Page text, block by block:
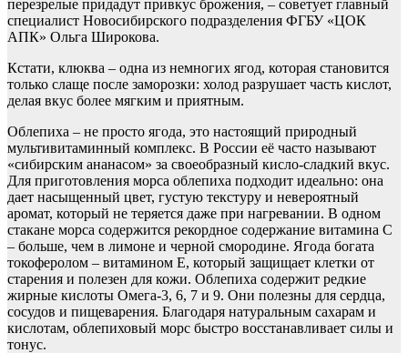
перезрелые придадут привкус брожения, – советует главный
специалист Новосибирского подразделения ФГБУ «ЦОК
АПК» Ольга Широкова.
Кстати, клюква – одна из немногих ягод, которая становится
только слаще после заморозки: холод разрушает часть кислот,
делая вкус более мягким и приятным.
Облепиха – не просто ягода, это настоящий природный
мультивитаминный комплекс. В России её часто называют
«сибирским ананасом» за своеобразный кисло-сладкий вкус.
Для приготовления морса облепиха подходит идеально: она
дает насыщенный цвет, густую текстуру и невероятный
аромат, который не теряется даже при нагревании. В одном
стакане морса содержится рекордное содержание витамина С
– больше, чем в лимоне и черной смородине. Ягода богата
токоферолом – витамином Е, который защищает клетки от
старения и полезен для кожи. Облепиха содержит редкие
жирные кислоты Омега-3, 6, 7 и 9. Они полезны для сердца,
сосудов и пищеварения. Благодаря натуральным сахарам и
кислотам, облепиховый морс быстро восстанавливает силы и
тонус.